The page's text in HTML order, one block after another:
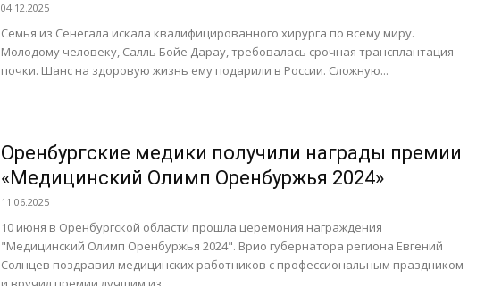
04.12.2025
Семья из Сенегала искала квалифицированного хирурга по всему миру.
Молодому человеку, Салль Бойе Дарау, требовалась срочная трансплантация
почки. Шанс на здоровую жизнь ему подарили в России. Сложную...
Оренбургские медики получили награды премии
«Медицинский Олимп Оренбуржья 2024»
11.06.2025
10 июня в Оренбургской области прошла церемония награждения
"Медицинский Олимп Оренбуржья 2024". Врио губернатора региона Евгений
Солнцев поздравил медицинских работников с профессиональным праздником